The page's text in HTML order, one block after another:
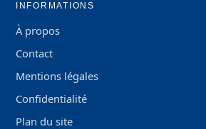
INFORMATIONS
À propos
Contact
Mentions légales
Confidentialité
Plan du site